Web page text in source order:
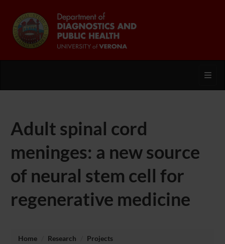
Adult spinal cord
meninges: a new source
of neural stem cell for
regenerative medicine
Home Research
Projects